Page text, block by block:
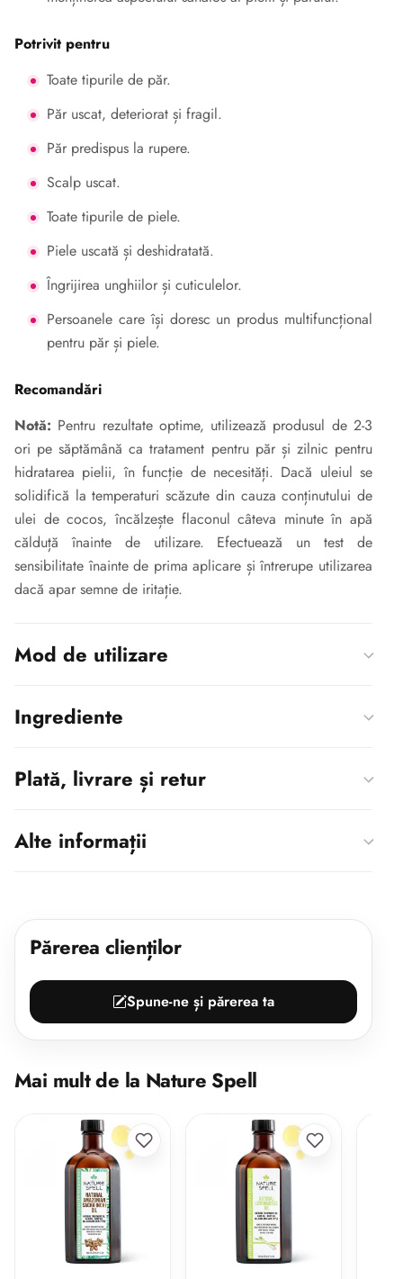
Potrivit pentru
Toate tipurile de păr.
Păr uscat, deteriorat și fragil.
Păr predispus la rupere.
Scalp uscat.
Toate tipurile de piele.
Piele uscată și deshidratată.
Îngrijirea unghiilor și cuticulelor.
Persoanele care își doresc un produs multifuncțional
pentru păr și piele.
Recomandări
Notă: Pentru rezultate optime, utilizează produsul de 2-3
ori pe săptămână ca tratament pentru păr și zilnic pentru
hidratarea pielii, în funcție de necesități. Dacă uleiul se
solidifică la temperaturi scăzute din cauza conținutului de
ulei de cocos, încălzește flaconul câteva minute în apă
călduță înainte de utilizare. Efectuează un test de
sensibilitate înainte de prima aplicare și întrerupe utilizarea
dacă apar semne de iritație.
Mod de utilizare
Ingrediente
Plată, livrare și retur
Alte informații
Părerea clienților
Spune-ne și părerea ta
Mai mult de la Nature Spell